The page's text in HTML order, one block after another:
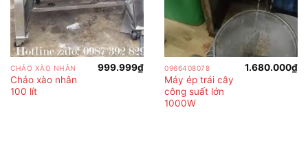
CHẢO XÀO NHÂN
Chảo xào nhân
100 lít
999.999₫ 0966408078
Máy ép trái cây
công suất lớn
1000W
1.680.000₫